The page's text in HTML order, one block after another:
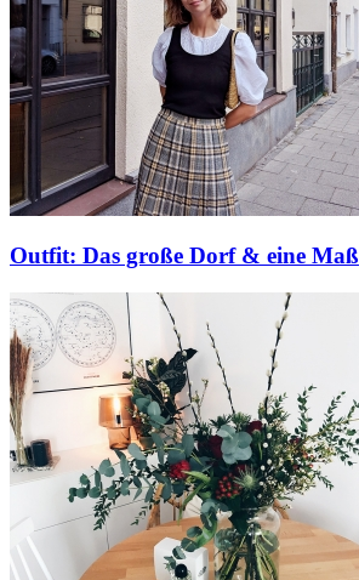
Outfit: Das große Dorf & eine Maß